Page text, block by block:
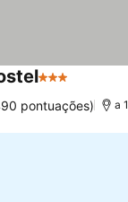
3 Estrelas
pontuações) a